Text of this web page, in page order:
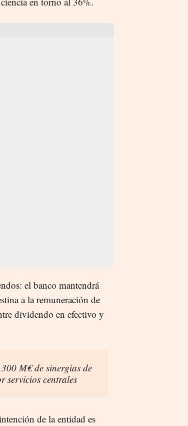
el banco mantendrá
a la remuneración de
dividendo en efectivo y
M€ de sinergias de
servicios centrales
de la entidad es